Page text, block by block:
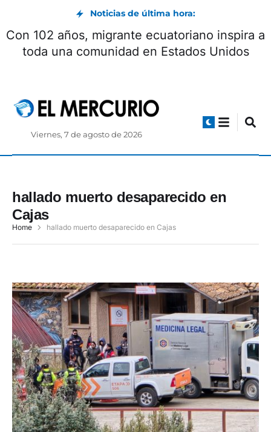
Noticias de última hora:
Con 102 años, migrante ecuatoriano inspira a
toda una comunidad en Estados Unidos
Viernes, 7 de agosto de 2026
hallado muerto desaparecido en
Cajas
Home hallado muerto desaparecido en Cajas